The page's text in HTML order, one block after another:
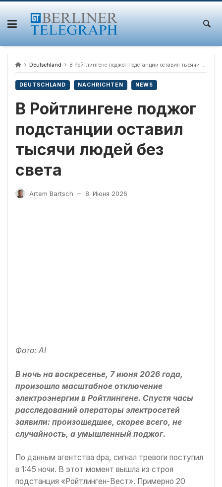
Skip
content
Deutschland В Ройтлингене поджог подстанции оставил тысячи людей без света
DEUTSCHLAND NACHRICHTEN NEWS
В Ройтлингене поджог
подстанции оставил
тысячи людей без
света
Artem Bartsch — 8. Июня 2026
Фото: AI
В ночь на воскресенье, 7 июня 2026 года,
произошло масштабное отключение
электроэнергии в Ройтлингене. Спустя часы
расследований операторы электросетей
заявили: произошедшее, скорее всего, не
случайность, а умышленный поджог.
По данным агентства dpa, сигнал тревоги поступил
в 1:45 ночи. В этот момент вышла из строя
подстанция «Ройтлинген-Вест». Примерно 20